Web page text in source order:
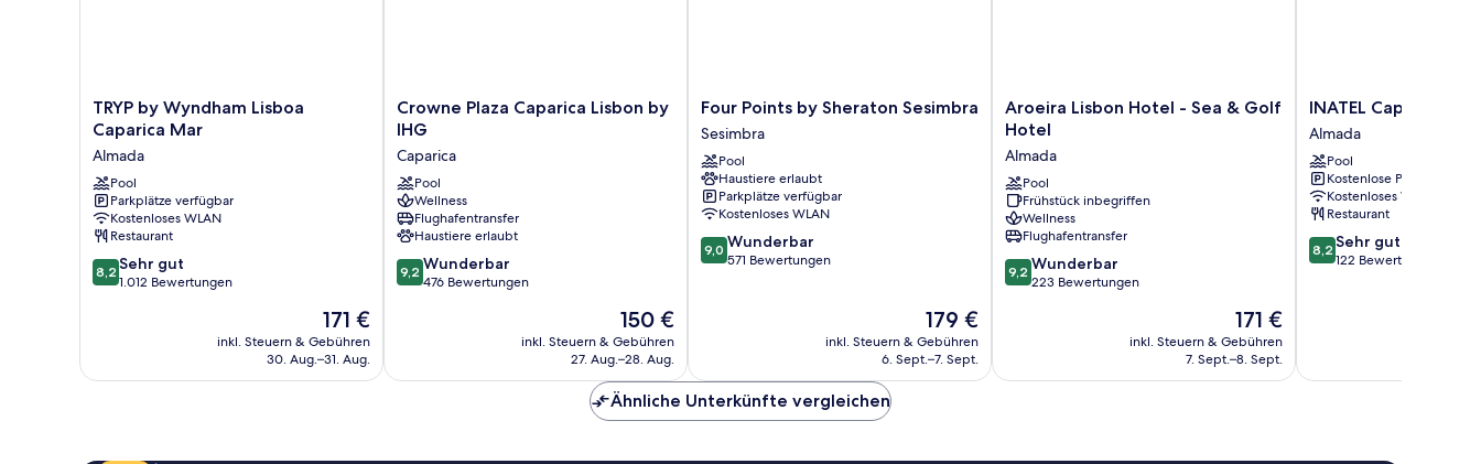
TRYP
by
Wyndham
Lisboa
Caparica
Mar
Almada
TRYP by Wyndham Lisboa
Caparica Mar
Almada
Pool
Parkplätze verfügbar
Kostenloses WLAN
Restaurant
8.2
von
Bewertungen
8,2 Sehr gut
1.012 Bewertungen
Der
Preis
beträgt
171 €
inkl. Steuern & Gebühren
30. Aug.–31. Aug.
Crowne
Plaza
Lisbon
by
IHG
Caparica
Crowne Plaza Caparica Lisbon by
IHG
Caparica
Pool
Wellness
Flughafentransfer
Haustiere erlaubt
9.2
von
9,2 Wunderbar
476 Bewertungen
Der
Preis
beträgt
150 €
inkl. Steuern & Gebühren
27. Aug.–28. Aug.
Four
Points
by
Sheraton
Sesimbra
Sesimbra
Four Points by Sheraton Sesimbra
Sesimbra
Pool
Haustiere erlaubt
Parkplätze verfügbar
Kostenloses WLAN
9.0
von
9,0 Wunderbar
571 Bewertungen
Der
Preis
beträgt
179 €
inkl. Steuern & Gebühren
6. Sept.–7. Sept.
Aroeira
Lisbon
-
Sea
&
Golf
Hotel
Almada
Aroeira Lisbon Hotel - Sea & Golf
Hotel
Almada
Pool
Frühstück inbegriffen
Wellness
Flughafentransfer
9.2
von
9,2 Wunderbar
223 Bewertungen
Der
Preis
beträgt
171 €
inkl. Steuern & Gebühren
7. Sept.–8. Sept.
INATEL
Caparica
Almada
INATEL Caparica
Almada
Pool
Kostenlose Parkplätze
Kostenloses WLAN
Restaurant
8.2
von
8,2 Sehr gut
122 Bewertungen
Ähnliche Unterkünfte vergleichen